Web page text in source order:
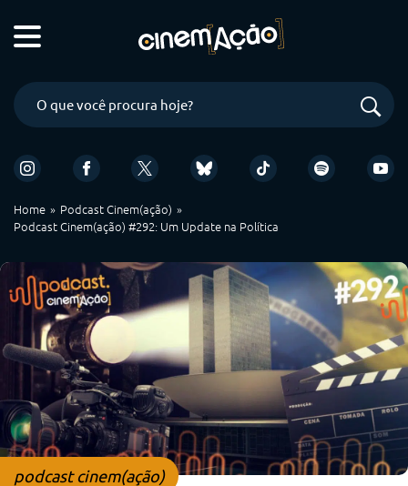
Home
Podcast Cinem(ação)
Podcast Cinem(ação) #292: Um Update na Política
podcast cinem(ação)